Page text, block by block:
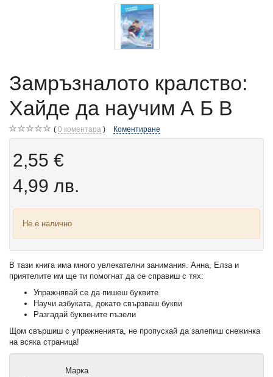
Замръзналото кралство:
Хайде да научим А Б В
0 коментара Коментиране
2,55 €
4,99 лв.
Не е налично
В тази книга има много увлекателни занимания. Анна, Елза и
приятелите им ще ти помогнат да се справиш с тях:
Упражнявай се да пишеш буквите
Научи азбуката, докато свързваш букви
Разгадай буквените пъзели
Щом свършиш с упражненията, не пропускай да залепиш снежинка
на всяка страница!
Марка